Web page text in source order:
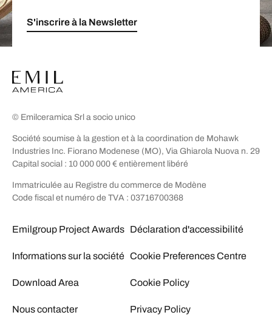
S'inscrire à la Newsletter
© Emilceramica Srl a socio unico
Société soumise à la gestion et à la coordination de Mohawk
Industries Inc. Fiorano Modenese (MO), Via Ghiarola Nuova n. 29
Capital social : 10 000 000 € entièrement libéré
Immatriculée au Registre du commerce de Modène
Code fiscal et numéro de TVA : 03716700368
Emilgroup Project Awards
Informations sur la société
Download Area
Nous contacter
Déclaration d'accessibilité
Cookie Preferences Centre
Cookie Policy
Privacy Policy